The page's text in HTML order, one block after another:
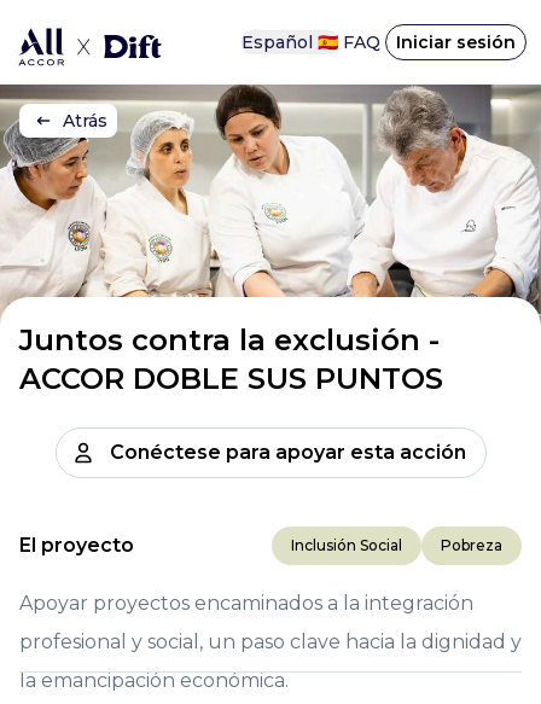
Español 🇪🇸 FAQ Iniciar sesión
Atrás
Juntos contra la exclusión -
ACCOR DOBLE SUS PUNTOS
Conéctese para apoyar esta acción
El proyecto Inclusión Social Pobreza
Apoyar proyectos encaminados a la integración
profesional y social, un paso clave hacia la dignidad y
la emancipación económica.